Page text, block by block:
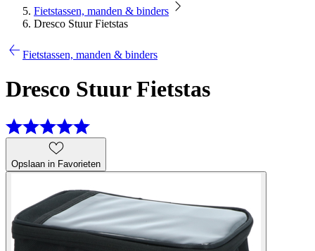
Fietstassen, manden & binders
Dresco Stuur Fietstas
Fietstassen, manden & binders
Dresco Stuur Fietstas
Opslaan in Favorieten